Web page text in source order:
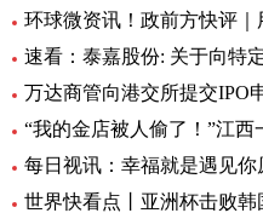
万达商管向港交所提交IPO
每日视讯：幸福就是遇见你